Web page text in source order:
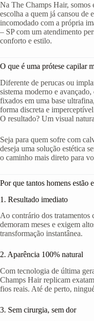
Na The Champs Hair, somos
escolha a quem já cansou de
incomodado com a própria
– SP com um atendimento
conforto e estilo.
O que é uma prótese capilar
Diferente de perucas ou
sistema moderno e
fixados em uma base
forma discreta e
O resultado? Um visual
Seja para quem sofre com
deseja uma solução estética
o caminho mais direto para
Por que tantos homens estão
1. Resultado imediato
Ao contrário dos tratamentos
demoram meses e exigem
transformação instantânea.
2. Aparência 100% natural
Com tecnologia de última
Champs Hair replicam
fios reais. Até de perto,
3. Sem cirurgia, sem dor